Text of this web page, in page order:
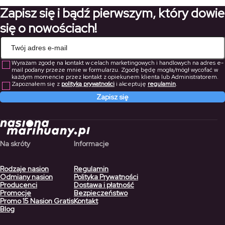
299,25
Zapisz się i bądź pierwszym, który dowie
się o nowościach!
Wyrażam zgodę na kontakt w celach marketingowych i handlowych na adres e-
mail podany przeze mnie w formularzu. Zgodę będę mogła/mógł wycofać w
każdym momencie przez kontakt z opiekunem klienta lub Administratorem.
Zapoznałem się z polityką prywatnościi akceptuję regulamin.
Zapisz się
Na skróty
Rodzaje nasion
Odmiany nasion
Producenci
Promocje
Promo 15 Nasion Gratis
Blog
Informacje
Regulamin
Polityka Prywatności
Dostawa i płatność
Bezpieczeństwo
Kontakt